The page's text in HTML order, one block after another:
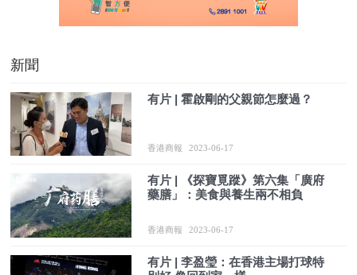
新聞
有片 | 霍啟剛的父親節怎麼過？
香港商報 2023-06-17
有片 | 《探寶覓蹤》第六集「廣府
藥膳」：美食與養生兩不相負
香港商報 2023-06-17
有片 | 李盈瑩：在香港主場打球特